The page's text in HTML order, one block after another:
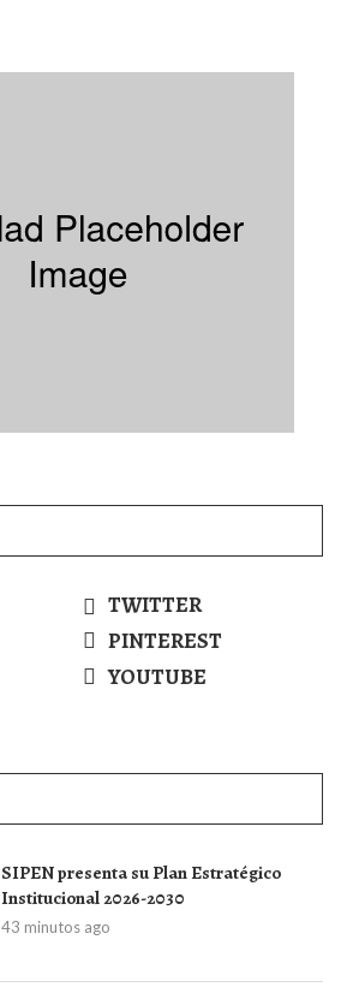
TWITTER
PINTEREST
YOUTUBE
SIPEN presenta su Plan Estratégico
Institucional 2026-2030
43 minutos ago